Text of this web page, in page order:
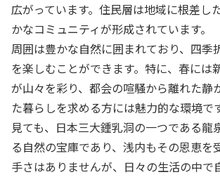
広がっています。住民層は地域に根差し
かなコミュニティが形成されています。
周囲は豊かな自然に囲まれており、四季
を楽しむことができます。特に、春には
が山々を彩り、都会の喧騒から離れた静
た暮らしを求める方には魅力的な環境で
見ても、日本三大鍾乳洞の一つである龍
る自然の宝庫であり、浅内もその恩恵を
手さはありませんが、日々の生活の中で